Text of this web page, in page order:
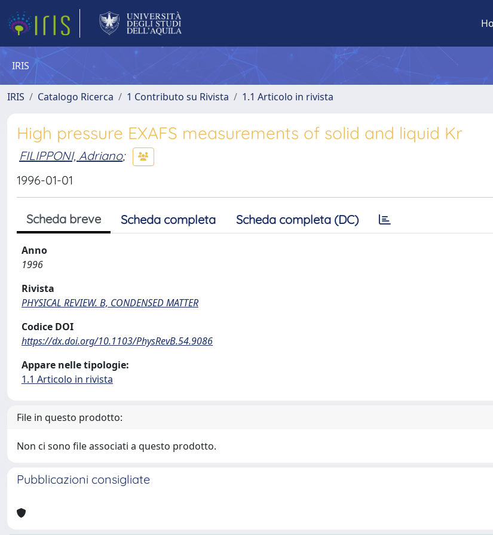
IRIS
IRIS Catalogo Ricerca 1 Contributo su Rivista 1.1 Articolo in rivista
High pressure EXAFS measurements of solid and liquid Kr
FILIPPONI, Adriano;
1996-01-01
Scheda breve Scheda completa Scheda completa (DC)
Anno
1996
Rivista
PHYSICAL REVIEW. B, CONDENSED MATTER
Codice DOI
https://dx.doi.org/10.1103/PhysRevB.54.9086
Appare nelle tipologie:
1.1 Articolo in rivista
File in questo prodotto:
Non ci sono file associati a questo prodotto.
Pubblicazioni consigliate